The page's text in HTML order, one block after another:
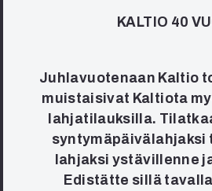
KALTIO 40
Juhlavuotenaan Kaltio
muistaisivat Kaltiota
lahjatilauksilla.
syntymäpäivälahjaksi
lahjaksi ystävillenne
Edistätte sillä